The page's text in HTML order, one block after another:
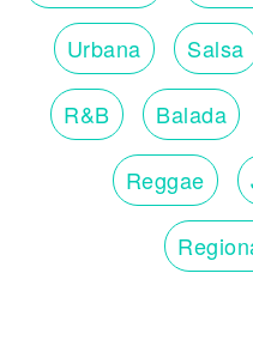
Urbana Salsa
R&B Balada
Reggae